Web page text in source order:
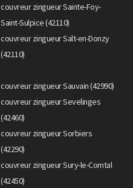
couvreur zingueur Sainte-Foy-
Saint-Sulpice (42110)
couvreur zingueur Salt-en-Donzy
(42110)
couvreur zingueur Sauvain (42990)
couvreur zingueur Sevelinges
(42460)
couvreur zingueur Sorbiers
(42290)
couvreur zingueur Sury-le-Comtal
(42450)